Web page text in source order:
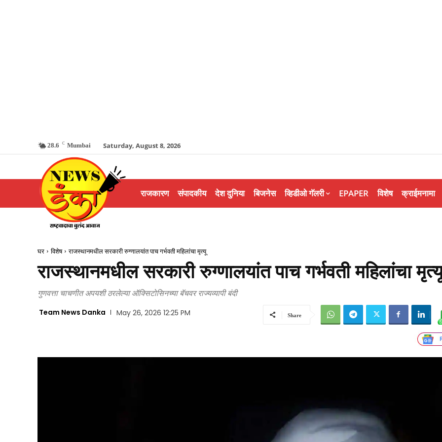
28.6 C Mumbai Saturday, August 8, 2026
राजकारण संपादकीय देश दुनिया बिजनेस व्हिडीओ गॅलरी EPAPER विशेष क्राईमनामा
घर विशेष राजस्थानमधील सरकारी रुग्णालयांत पाच गर्भवती महिलांचा मृत्यू
राजस्थानमधील सरकारी रुग्णालयांत पाच गर्भवती महिलांचा
गुणवत्ता चाचणीत अपयशी ठरलेल्या ऑक्सिटोसिनच्या बॅचवर राज्यव्यापी बंदी
Team News Danka May 26, 2026 12:25 PM Share